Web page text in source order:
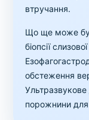
втручання.
Що ще може
біопсії
обстеження
Ультразвукове
порожнини для